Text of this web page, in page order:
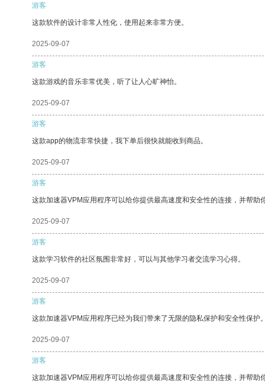
游客
这款软件的设计非常人性化，使用起来非常方便。
2025-09-07
游客
这款游戏的音乐非常优美，听了让人心旷神怡。
2025-09-07
游客
这款app的物流非常快捷，我下单后很快就能收到商品。
2025-09-07
游客
这款加速器VPM应用程序可以给你提供最高速度和安全性的连接，并帮助
2025-09-07
游客
这款学习软件的社区氛围非常好，可以与其他学习者交流学习心得。
2025-09-07
游客
这款加速器VPM应用程序已经为我们带来了无限的隐私保护和安全性保护
2025-09-07
游客
这款加速器VPM应用程序可以给你提供最高速度和安全性的连接，并帮助